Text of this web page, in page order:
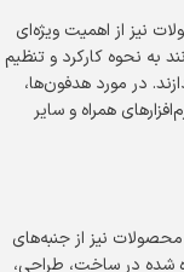
نیز از اهمیت ویژه‌ای
به نحوه کارکرد و تنظیم
در مورد هدفون‌ها،
همراه و سایر
نیز از جنبه‌های
شده در ساخت، طراحی،